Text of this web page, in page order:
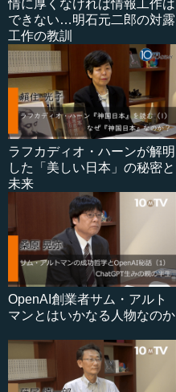
情に厚くなければ情報工作は
できない…明石元二郎の対露
工作の教訓
ラフカディオ・ハーンが解明
した「美しい日本」の秘密と
未来
OpenAI創業者サム・アルト
マンとはいかなる人物なのか